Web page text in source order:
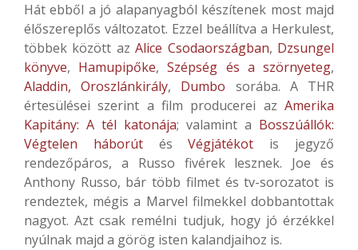
Hát ebből a jó alapanyagból készítenek most majd
élőszereplős változatot. Ezzel beállítva a Herkulest,
többek között azAlice Csodaországban, Dzsungel
könyve, Hamupipőke,Szépség és a szörnyeteg,
Aladdin,
Oroszlánkirály, Dumbo sorába. A THR
értesülései szerint a film producerei az Amerika
Kapitány: A tél katonája; valamint a Bosszúállók:
Végtelen háborútésVégjátékot is jegyző
rendezőpáros, a Russo fivérek lesznek. Joe és
Anthony Russo, bár több filmet és tv-sorozatot is
rendeztek, mégis a Marvel filmekkel dobbantottak
nagyot. Azt csak remélni tudjuk, hogy jó érzékkel
nyúlnak majd a görög isten kalandjaihoz is.